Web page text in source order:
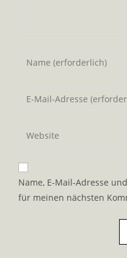
Gib
oder
zum
ein
Gib
Mail-
zum
Kommentieren
ein
Gib
Website-
URL
Name, E-Mail-Adresse
für meinen nächsten